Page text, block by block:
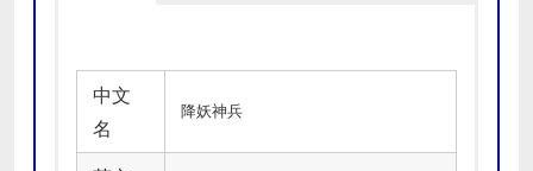
中文
名
降妖神兵